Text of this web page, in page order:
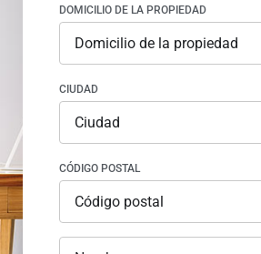
DOMICILIO DE LA PROPIEDAD
CIUDAD
CÓDIGO POSTAL